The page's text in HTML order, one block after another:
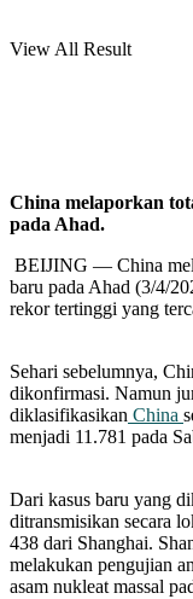
View All Result
China melaporkan
pada Ahad.
BEIJING — China
baru pada Ahad (3/4/
rekor tertinggi yang
Sehari sebelumnya,
dikonfirmasi. Namun
diklasifikasikan China
menjadi 11.781 pada
Dari kasus baru yang
ditransmisikan secara
438 dari Shanghai.
melakukan pengujian
asam nukleat massal